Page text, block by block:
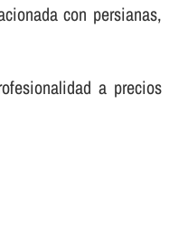
con persianas,
a precios